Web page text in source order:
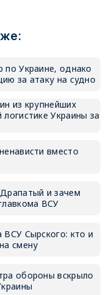
по Украине, однако
за атаку на судно
из крупнейших
Украины за
вместо
и зачем
ВСУ
ВСУ Сырского: кто и
смену
обороны вскрыло